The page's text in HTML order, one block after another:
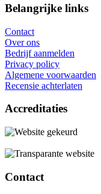
Belangrijke links
Contact
Over ons
Bedrijf aanmelden
Privacy policy
Algemene voorwaarden
Recensie achterlaten
Accreditaties
Contact